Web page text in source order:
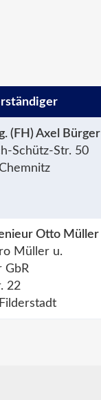
(FH) Axel Bürger
Schütz-Str. 50
Otto Müller
Müller u.
GbR
22